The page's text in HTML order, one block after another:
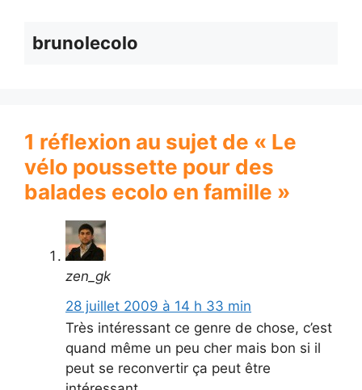
brunolecolo
1 réflexion au sujet de « Le
vélo poussette pour des
balades ecolo en famille »
zen_gk
28 juillet 2009 à 14 h 33 min
Très intéressant ce genre de chose, c’est
quand même un peu cher mais bon si il
peut se reconvertir ça peut être